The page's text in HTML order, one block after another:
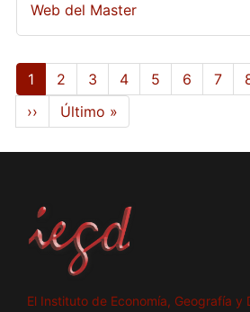
Web del Master
Paginación
Página
actual
1 Page
2 Page
3 Page
4 Page
5 Page
6 Page
7
Siguiente
página
››
Última
página
Último »
El Instituto de Economía, Geografía y